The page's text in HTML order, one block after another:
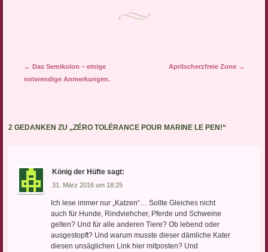
Artikel-Navigation
← Das Semikolon – einige
notwendige Anmerkungen.
Aprilscherzfreie Zone →
2 GEDANKEN ZU „ZÉRO TOLÉRANCE POUR MARINE LE PEN!“
König der Hüfte sagt:
31. März 2016 um 18:25
Ich lese immer nur „Katzen“… Sollte Gleiches nicht
auch für Hunde, Rindviehcher, Pferde und Schweine
gelten? Und für alle anderen Tiere? Ob lebend oder
ausgestopft? Und warum musste dieser dämliche Kater
diesen unsäglichen Link hier mitposten? Und